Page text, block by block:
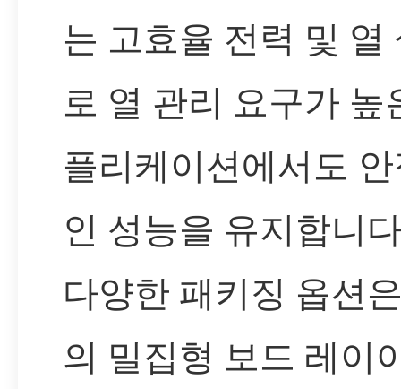
는 고효율 전력 및 열
로 열 관리 요구가 높
플리케이션에서도
인 성능을 유지합니
다양한 패키징 옵션
의 밀집형 보드 레이